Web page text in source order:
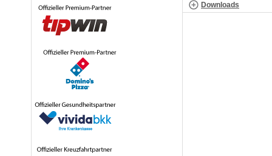
Downloads